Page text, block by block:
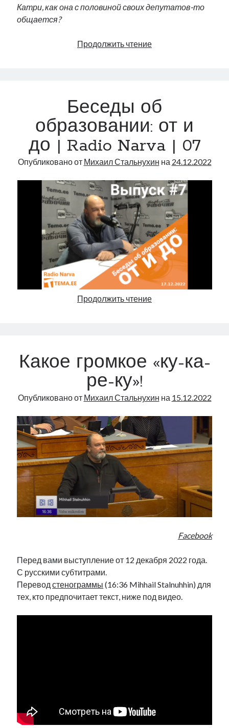
Катри, как она с половиной своих депутатов-то
общается?
Продолжить чтениеЕё
как
Украина
до
войны…»
Беседы об
образовании: от и
до | Radio Narva | 07
Опубликовано от Михаил Стальнухин на 24.12.2022
Продолжить чтениеБеседы
до |
Radio
|
Какое громкое «ку-ка-
ре-ку»!
Опубликовано от Михаил Стальнухин на 15.12.2022
Facebook
Перед вами выступление от 12 декабря 2022 года.
С русскими субтитрами.
Переводстенограммы (16:36 Mihhail Stalnuhhin) для
тех, кто предпочитает текст, ниже под видео.